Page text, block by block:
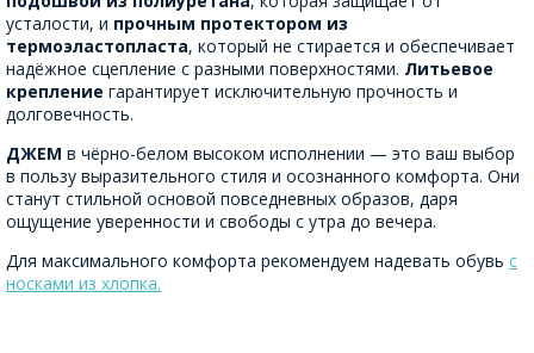
усталости, и прочным протектором из
термоэластопласта, который не стирается и обеспечивает
надёжное сцепление с разными поверхностями. Литьевое
крепление гарантирует исключительную прочность и
долговечность.
ДЖЕМ в чёрно-белом высоком исполнении — это ваш выбор
в пользу выразительного стиля и осознанного комфорта. Они
станут стильной основой повседневных образов, даря
ощущение уверенности и свободы с утра до вечера.
Для максимального комфорта рекомендуем надевать обувь с
носками из хлопка.